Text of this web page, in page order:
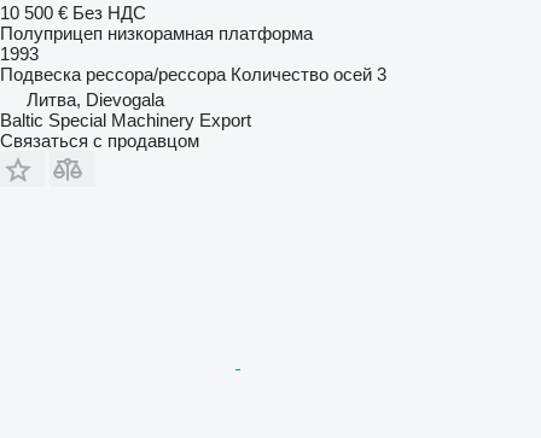
10 500 € Без НДС
Полуприцеп низкорамная платформа
1993
Подвеска рессора/рессора Количество осей 3
Литва, Dievogala
Baltic Special Machinery Export
Связаться с продавцом